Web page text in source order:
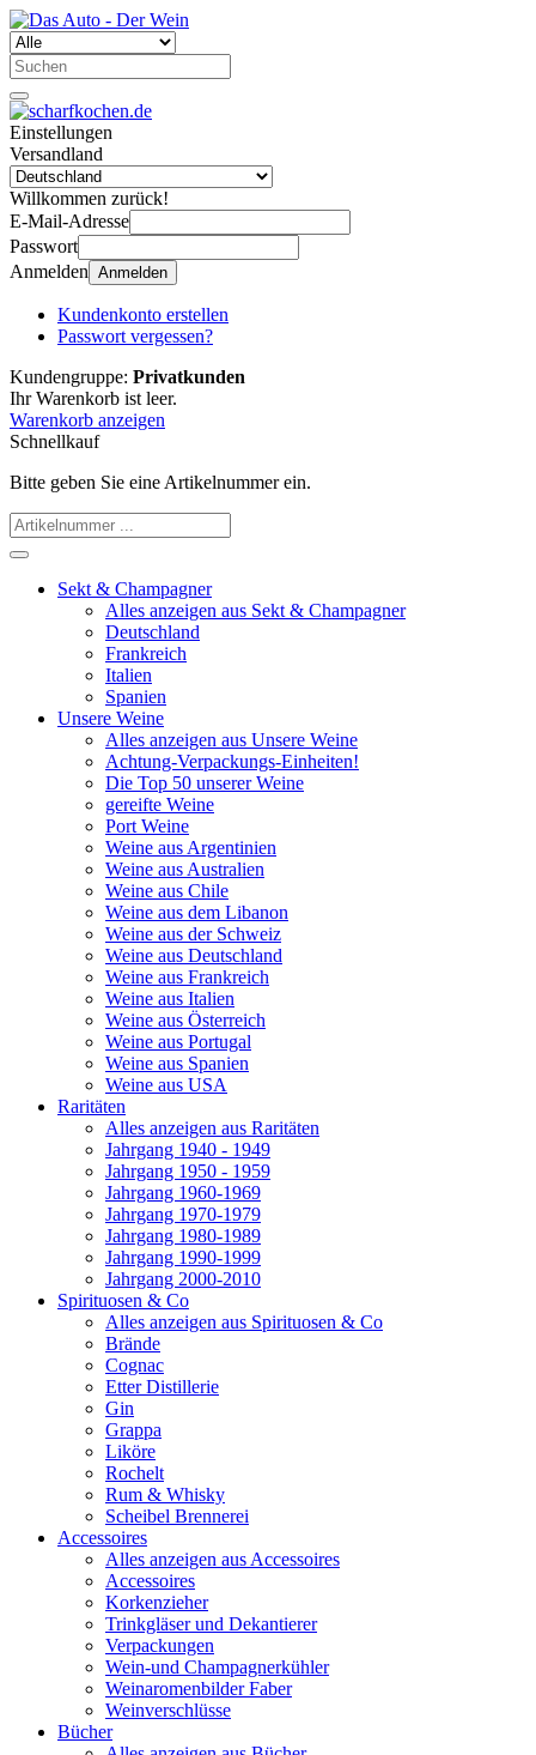
Einstellungen
Versandland
Willkommen zurück!
E-Mail-Adresse
Passwort
Anmelden Anmelden
Kundenkonto erstellen
Passwort vergessen?
Kundengruppe: Privatkunden
Ihr Warenkorb ist leer.
Warenkorb anzeigen
Schnellkauf
Bitte geben Sie eine Artikelnummer ein.
Sekt & Champagner
Alles anzeigen aus Sekt & Champagner
Deutschland
Frankreich
Italien
Spanien
Unsere Weine
Alles anzeigen aus Unsere Weine
Achtung-Verpackungs-Einheiten!
Die Top 50 unserer Weine
gereifte Weine
Port Weine
Weine aus Argentinien
Weine aus Australien
Weine aus Chile
Weine aus dem Libanon
Weine aus der Schweiz
Weine aus Deutschland
Weine aus Frankreich
Weine aus Italien
Weine aus Österreich
Weine aus Portugal
Weine aus Spanien
Weine aus USA
Raritäten
Alles anzeigen aus Raritäten
Jahrgang 1940 - 1949
Jahrgang 1950 - 1959
Jahrgang 1960-1969
Jahrgang 1970-1979
Jahrgang 1980-1989
Jahrgang 1990-1999
Jahrgang 2000-2010
Spirituosen & Co
Alles anzeigen aus Spirituosen & Co
Brände
Cognac
Etter Distillerie
Gin
Grappa
Liköre
Rochelt
Rum & Whisky
Scheibel Brennerei
Accessoires
Alles anzeigen aus Accessoires
Accessoires
Korkenzieher
Trinkgläser und Dekantierer
Verpackungen
Wein-und Champagnerkühler
Weinaromenbilder Faber
Weinverschlüsse
Bücher